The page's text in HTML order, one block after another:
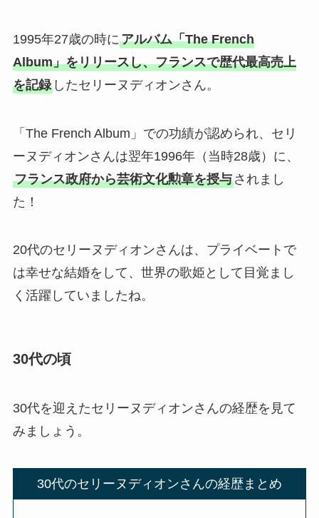
1995年27歳の時にアルバム「The French
Album」をリリースし、フランスで歴代最高売上
を記録したセリーヌディオンさん。
「The French Album」での功績が認められ、セリ
ーヌディオンさんは翌年1996年（当時28歳）に、
フランス政府から芸術文化勲章を授与されまし
た！
20代のセリーヌディオンさんは、プライベートで
は幸せな結婚をして、世界の歌姫として目覚まし
く活躍していましたね。
30代の頃
30代を迎えたセリーヌディオンさんの経歴を見て
みましょう。
30代のセリーヌディオンさんの経歴まとめ